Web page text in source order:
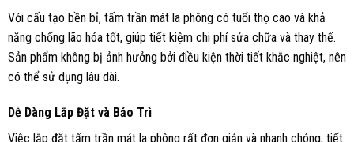
Với cấu tạo bền bỉ, tấm trần mát la phông có tuổi thọ cao và khả
năng chống lão hóa tốt, giúp tiết kiệm chi phí sửa chữa và thay thế.
Sản phẩm không bị ảnh hưởng bởi điều kiện thời tiết khắc nghiệt, nên
có thể sử dụng lâu dài.
Dễ Dàng Lắp Đặt và Bảo Trì
Việc lắp đặt tấm trần mát la phông rất đơn giản và nhanh chóng, tiết